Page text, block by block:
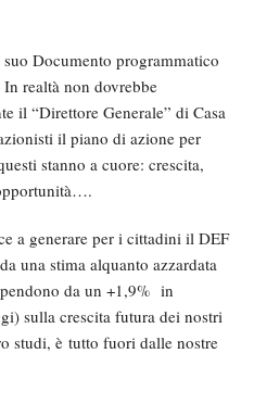
Documento programmatico
realtà non dovrebbe
il “Direttore Generale” di Casa
il piano di azione per
stanno a cuore: crescita,
a generare per i cittadini il DEF
una stima alquanto azzardata
da un +1,9% in
sulla crescita futura dei nostri
studi, è tutto fuori dalle nostre